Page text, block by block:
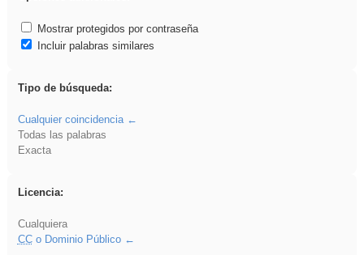
Mostrar protegidos por contraseña
Incluir palabras similares
Tipo de búsqueda:
Cualquier coincidencia
Todas las palabras
Exacta
Licencia:
Cualquiera
CCo Dominio Público